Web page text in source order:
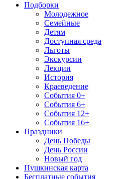
Подборки
Молодежное
Семейные
Детям
Доступная среда
Льготы
Экскурсии
Лекции
История
Краеведение
События 0+
События 6+
События 12+
События 16+
Праздники
День Победы
День России
Новый год
Пушкинская карта
Бесплатные события